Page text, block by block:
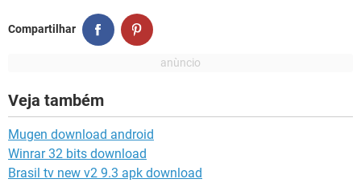
Compartilhar
Veja também
Mugen download android
Winrar 32 bits download
Brasil tv new v2 9.3 apk download